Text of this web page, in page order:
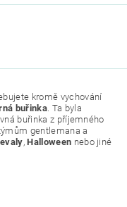
kromě vychování
buřinka. Ta byla
buřinka z příjemného
gentlemana a
,Halloween nebo jiné